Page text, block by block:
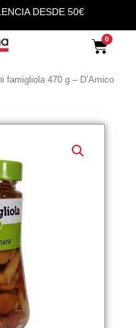
DESDE 50€
famigliola 470 g – D’Amico